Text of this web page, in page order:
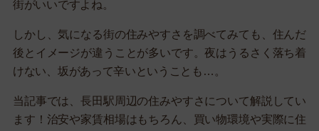
街がいいですよね。
しかし、気になる街の住みやすさを調べてみても、住んだ
後とイメージが違うことが多いです。夜はうるさく落ち着
けない、坂があって辛いということも…。
当記事では、長田駅周辺の住みやすさについて解説してい
ます！治安や家賃相場はもちろん、買い物環境や実際に住